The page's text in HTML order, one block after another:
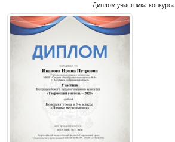
Диплом участника конкурса